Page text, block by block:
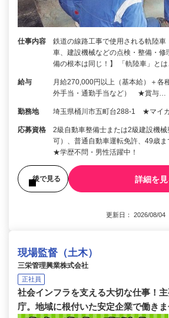
仕事内容
鉄道の線路工事で使用される軌陸車
車、建設機械などの点検・整備・修
備の根本は同じ！】 「軌陸車」とは
給与
月給270,000円以上（基本給）＋各
外手当・通勤手当など） ★賞与…
勤務地 埼玉県桶川市五町台288-1 ★マイカ
応募資格
2級自動車整備士または2級建設機
可）、普通自動車運転免許、49歳ま
★学歴不問・男性活躍中！
後で見る 詳細を見
更新日： 2026/08/
現場監督（土木）
三栄管理興業株式会社
正社員
社会インフラを支える大切な仕事！
庁。地域に根付いた安定企業で働きま